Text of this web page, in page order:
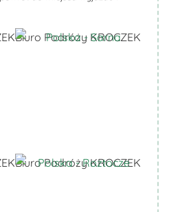
Biuro Podróży KROCZEK
Biuro Podróży KROCZEK